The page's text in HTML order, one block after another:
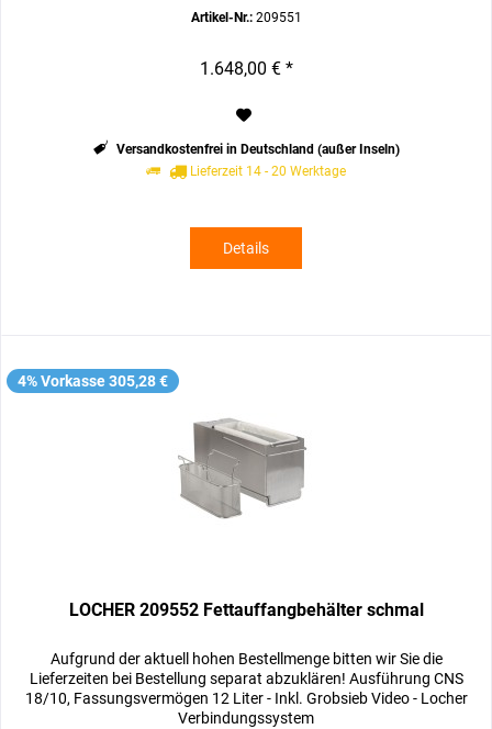
Artikel-Nr.:209551
1.648,00 € *
Versandkostenfrei in Deutschland (außer Inseln)
Lieferzeit 14 - 20 Werktage
Details
4% Vorkasse 305,28 €
LOCHER 209552 Fettauffangbehälter schmal
Aufgrund der aktuell hohen Bestellmenge bitten wir Sie die
Lieferzeiten bei Bestellung separat abzuklären! Ausführung CNS
18/10, Fassungsvermögen 12 Liter - Inkl. Grobsieb Video - Locher
Verbindungssystem